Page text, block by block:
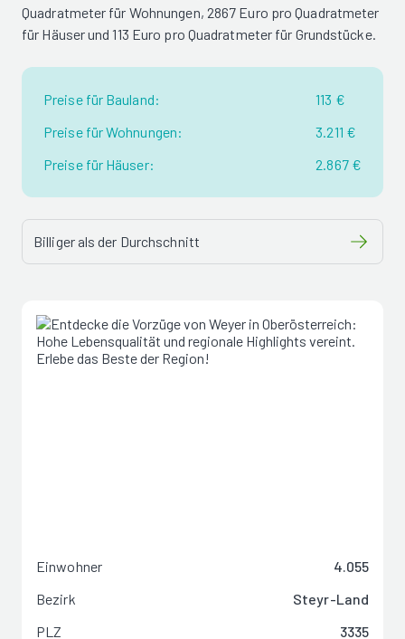
Quadratmeter für Wohnungen, 2867 Euro pro Quadratmeter
für Häuser und 113 Euro pro Quadratmeter für Grundstücke.
Preise für Bauland:
113 €
Preise für Wohnungen:
3.211 €
Preise für Häuser:
2.867 €
Billiger als der Durchschnitt
Einwohner
4.055
Bezirk
Steyr-Land
PLZ
3335